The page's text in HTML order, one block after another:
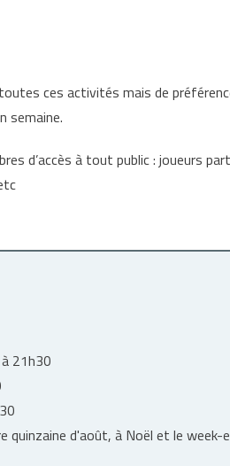
ces activités mais de
semaine.
d’accès à tout public : joueurs
21h30
quinzaine d'août, à Noël et le